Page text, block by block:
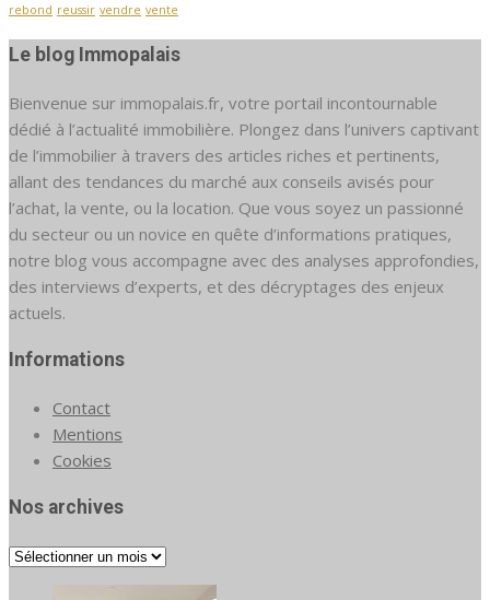
rebond reussir vendre vente
Le blog Immopalais
Bienvenue sur immopalais.fr, votre portail incontournable
dédié à l’actualité immobilière. Plongez dans l’univers captivant
de l’immobilier à travers des articles riches et pertinents,
allant des tendances du marché aux conseils avisés pour
l’achat, la vente, ou la location. Que vous soyez un passionné
du secteur ou un novice en quête d’informations pratiques,
notre blog vous accompagne avec des analyses approfondies,
des interviews d’experts, et des décryptages des enjeux
actuels.
Informations
Contact
Mentions
Cookies
Nos archives
Nos